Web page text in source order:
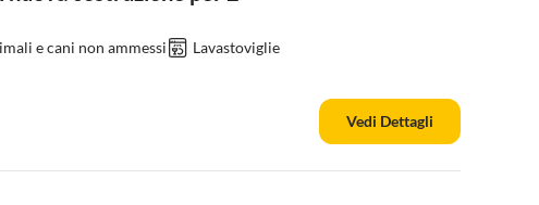
e cani non ammessi
Lavastoviglie
Vedi Dettagli